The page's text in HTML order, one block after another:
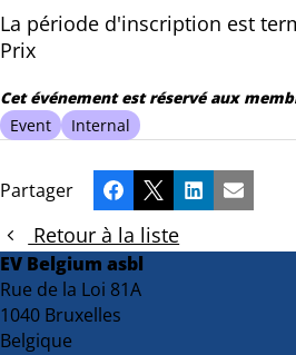
La période d'inscription est
Prix
Cet événement est réservé aux
Event
Internal
Partager Facebook
X LinkedInEmail
Retour à la liste
EV Belgium asbl
Rue de la Loi 81A
1040 Bruxelles
Belgique